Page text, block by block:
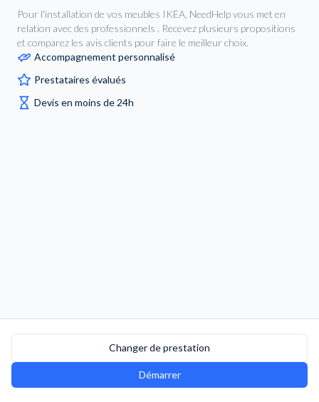
Pour l'installation de vos meubles IKEA, NeedHelp vous met en
relation avec des professionnels . Recevez plusieurs propositions
et comparez les avis clients pour faire le meilleur choix.
Accompagnement personnalisé
Prestataires évalués
Devis en moins de 24h
Changer de prestation
Démarrer